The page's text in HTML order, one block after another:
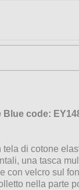
to collapse
Bluecode:
tela di cotone
una tasca
con velcro sul
nella parte